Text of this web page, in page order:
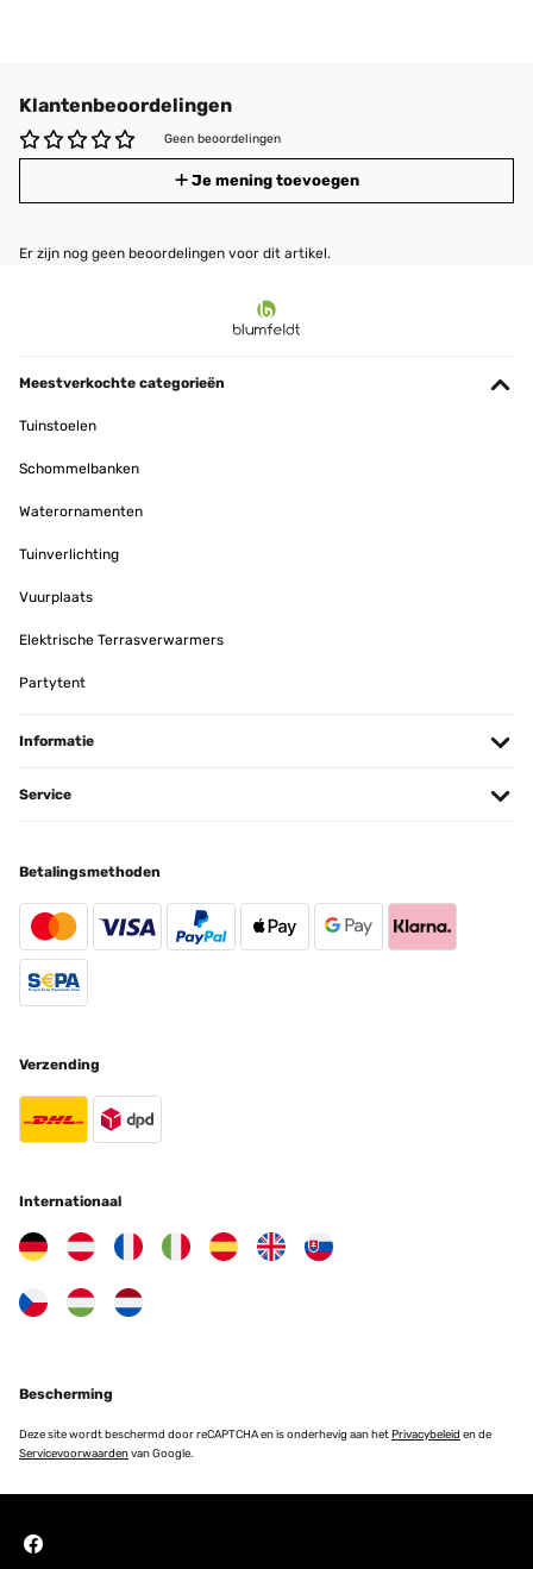
Klantenbeoordelingen
Geen beoordelingen
Je mening toevoegen
Er zijn nog geen beoordelingen voor dit artikel.
Meestverkochte categorieën
Tuinstoelen
Schommelbanken
Waterornamenten
Tuinverlichting
Vuurplaats
Elektrische Terrasverwarmers
Partytent
Informatie
Service
Betalingsmethoden
Verzending
Internationaal
Bescherming
Deze site wordt beschermd door reCAPTCHA en is onderhevig aan hetPrivacybeleid en de
Servicevoorwaardenvan Google.